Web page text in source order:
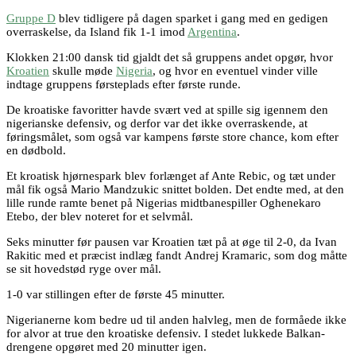
Gruppe D blev tidligere på dagen sparket i gang med en gedigen
overraskelse, da Island fik 1-1 imod Argentina.
Klokken 21:00 dansk tid gjaldt det så gruppens andet opgør, hvor
Kroatien skulle møde Nigeria, og hvor en eventuel vinder ville
indtage gruppens førsteplads efter første runde.
De kroatiske favoritter havde svært ved at spille sig igennem den
nigerianske defensiv, og derfor var det ikke overraskende, at
føringsmålet, som også var kampens første store chance, kom efter
en dødbold.
Et kroatisk hjørnespark blev forlænget af Ante Rebic, og tæt under
mål fik også Mario Mandzukic snittet bolden. Det endte med, at den
lille runde ramte benet på Nigerias midtbanespiller Oghenekaro
Etebo, der blev noteret for et selvmål.
Seks minutter før pausen var Kroatien tæt på at øge til 2-0, da Ivan
Rakitic med et præcist indlæg fandt Andrej Kramaric, som dog måtte
se sit hovedstød ryge over mål.
1-0 var stillingen efter de første 45 minutter.
Nigerianerne kom bedre ud til anden halvleg, men de formåede ikke
for alvor at true den kroatiske defensiv. I stedet lukkede Balkan-
drengene opgøret med 20 minutter igen.